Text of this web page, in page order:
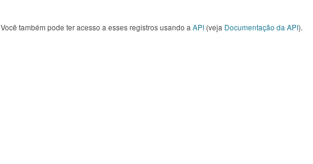
Você também pode ter acesso a esses registros usando a API (veja Documentação da API).